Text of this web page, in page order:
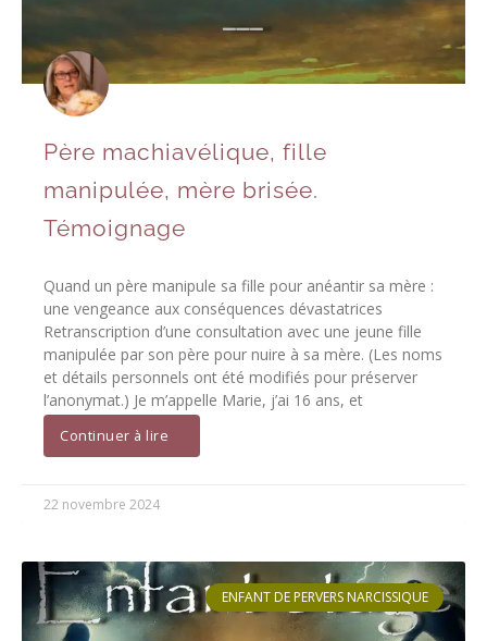
Père machiavélique, fille
manipulée, mère brisée.
Témoignage
Quand un père manipule sa fille pour anéantir sa mère :
une vengeance aux conséquences dévastatrices
Retranscription d’une consultation avec une jeune fille
manipulée par son père pour nuire à sa mère. (Les noms
et détails personnels ont été modifiés pour préserver
l’anonymat.) Je m’appelle Marie, j’ai 16 ans, et
Continuer à lire
22 novembre 2024
ENFANT DE PERVERS NARCISSIQUE